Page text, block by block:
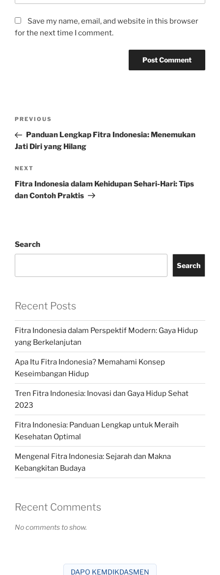
Save my name, email, and website in this browser
for the next time I comment.
Previous
Post
PREVIOUS
Panduan Lengkap Fitra Indonesia: Menemukan
Jati Diri yang Hilang
Next
Post
NEXT
Fitra Indonesia dalam Kehidupan Sehari-Hari: Tips
dan Contoh Praktis
Search
Search
Recent Posts
Fitra Indonesia dalam Perspektif Modern: Gaya Hidup
yang Berkelanjutan
Apa Itu Fitra Indonesia? Memahami Konsep
Keseimbangan Hidup
Tren Fitra Indonesia: Inovasi dan Gaya Hidup Sehat
2023
Fitra Indonesia: Panduan Lengkap untuk Meraih
Kesehatan Optimal
Mengenal Fitra Indonesia: Sejarah dan Makna
Kebangkitan Budaya
Recent Comments
No comments to show.
DAPO KEMDIKDASMEN